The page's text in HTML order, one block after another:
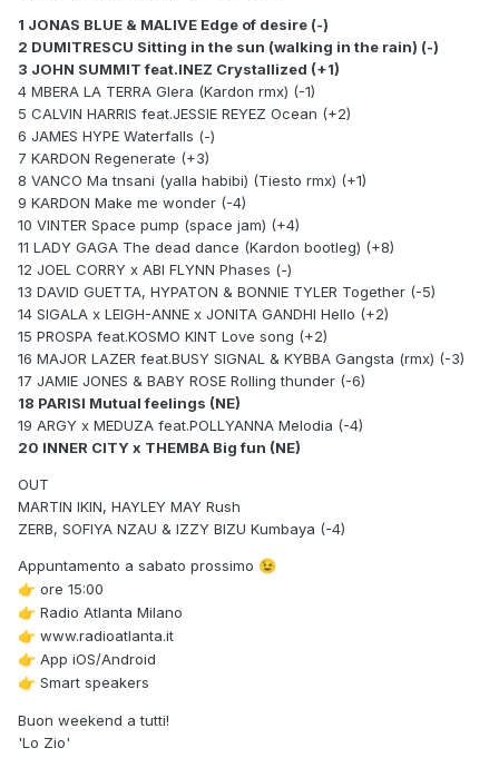
1 JONAS BLUE & MALIVE Edge of desire (-)
2 DUMITRESCU Sitting in the sun (walking in the rain) (-)
3 JOHN SUMMIT feat.INEZ Crystallized (+1)
4 MBERA LA TERRA Glera (Kardon rmx) (-1)
5 CALVIN HARRIS feat.JESSIE REYEZ Ocean (+2)
6 JAMES HYPE Waterfalls (-)
7 KARDON Regenerate (+3)
8 VANCO Ma tnsani (yalla habibi) (Tiesto rmx) (+1)
9 KARDON Make me wonder (-4)
10 VINTER Space pump (space jam) (+4)
11 LADY GAGA The dead dance (Kardon bootleg) (+8)
12 JOEL CORRY x ABI FLYNN Phases (-)
13 DAVID GUETTA, HYPATON & BONNIE TYLER Together (-5)
14 SIGALA x LEIGH-ANNE x JONITA GANDHI Hello (+2)
15 PROSPA feat.KOSMO KINT Love song (+2)
16 MAJOR LAZER feat.BUSY SIGNAL & KYBBA Gangsta (rmx) (-3)
17 JAMIE JONES & BABY ROSE Rolling thunder (-6)
18 PARISI Mutual feelings (NE)
19 ARGY x MEDUZA feat.POLLYANNA Melodia (-4)
20 INNER CITY x THEMBA Big fun (NE)
OUT
MARTIN IKIN, HAYLEY MAY Rush
ZERB, SOFIYA NZAU & IZZY BIZU Kumbaya (-4)
Appuntamento a sabato prossimo 😉
👉 ore 15:00
👉 Radio Atlanta Milano
👉 www.radioatlanta.it
👉 App iOS/Android
👉 Smart speakers
Buon weekend a tutti!
'Lo Zio'